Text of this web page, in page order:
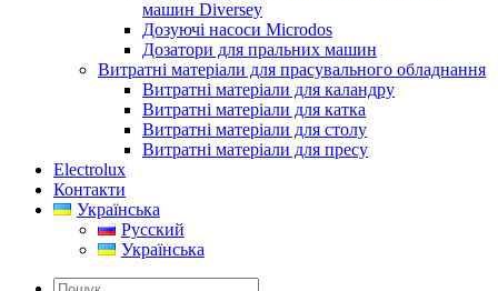
машин Diversey
Дозуючі насоси Microdos
Дозатори для пральних машин
Витратні матеріали для прасувального обладнання
Витратні матеріали для каландру
Витратні матеріали для катка
Витратні матеріали для столу
Витратні матеріали для пресу
Electrolux
Контакти
Українська
Русский
Українська